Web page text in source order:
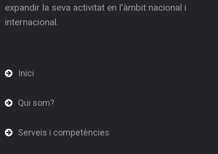
expandir la seva activitat en l'àmbit nacional i
internacional.
Inici
Qui som?
Serveis i competències